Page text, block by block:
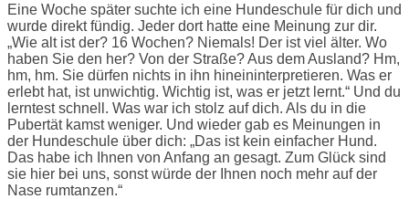
Eine Woche später suchte ich eine Hundeschule für dich und
wurde direkt fündig. Jeder dort hatte eine Meinung zur dir.
„Wie alt ist der? 16 Wochen? Niemals! Der ist viel älter. Wo
haben Sie den her? Von der Straße? Aus dem Ausland? Hm,
hm, hm. Sie dürfen nichts in ihn hineininterpretieren. Was er
erlebt hat, ist unwichtig. Wichtig ist, was er jetzt lernt.“ Und du
lerntest schnell. Was war ich stolz auf dich. Als du in die
Pubertät kamst weniger. Und wieder gab es Meinungen in
der Hundeschule über dich: „Das ist kein einfacher Hund.
Das habe ich Ihnen von Anfang an gesagt. Zum Glück sind
sie hier bei uns, sonst würde der Ihnen noch mehr auf der
Nase rumtanzen.“